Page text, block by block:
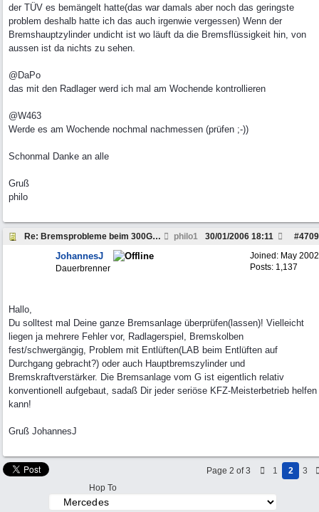
der TÜV es bemängelt hatte(das war damals aber noch das geringste
problem deshalb hatte ich das auch irgenwie vergessen) Wenn der
Bremshauptzylinder undicht ist wo läuft da die Bremsflüssigkeit hin, von
aussen ist da nichts zu sehen.
@DaPo
das mit den Radlager werd ich mal am Wochende kontrollieren
@W463
Werde es am Wochende nochmal nachmessen (prüfen ;-))
Schonmal Danke an alle
Gruß
philo
Re: Bremsprobleme beim 300GD, W460, Bj.82 die 2te philo1 #4709
30/01/2006 18:11
Joined: May 2002
Posts: 1,137
JohannesJ
Dauerbrenner
Hallo,
Du solltest mal Deine ganze Bremsanlage überprüfen(lassen)! Vielleicht
liegen ja mehrere Fehler vor, Radlagerspiel, Bremskolben
fest/schwergängig, Problem mit Entlüften(LAB beim Entlüften auf
Durchgang gebracht?) oder auch Hauptbremszylinder und
Bremskraftverstärker. Die Bremsanlage vom G ist eigentlich relativ
konventionell aufgebaut, sadaß Dir jeder seriöse KFZ-Meisterbetrieb helfen
kann!
Gruß JohannesJ
Page 2 of 3 1 2
3
Hop To